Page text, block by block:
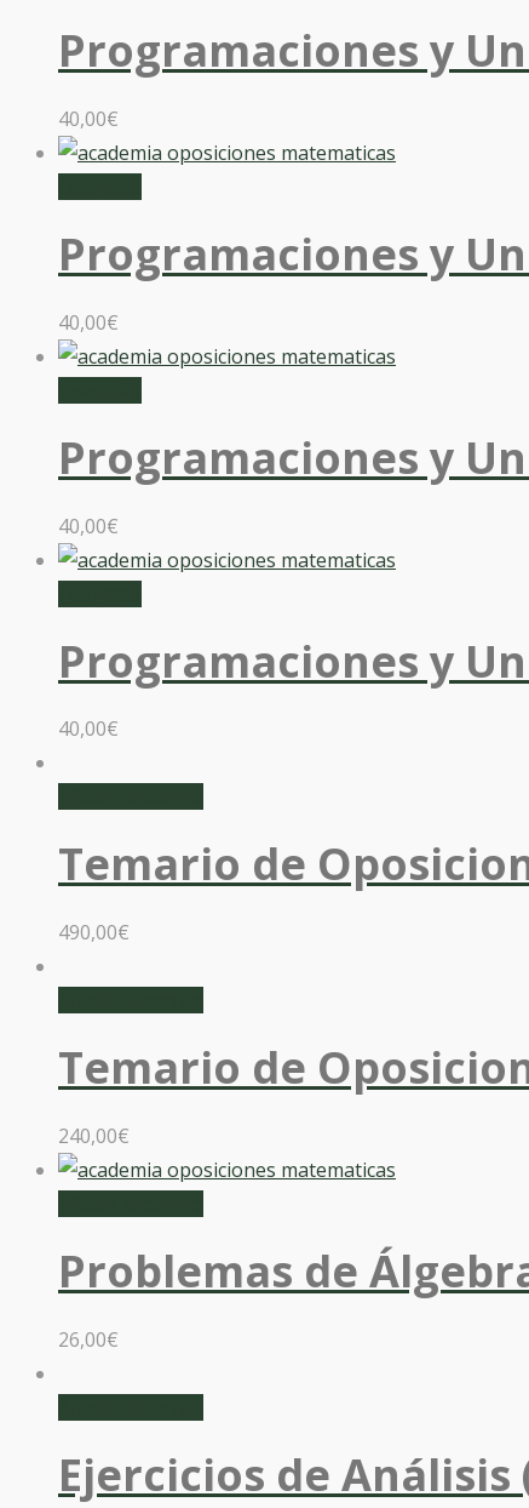
Programaciones y
40,00€
Programaciones y
40,00€
Programaciones y
40,00€
Programaciones y
40,00€
Temario de
490,00€
Temario de
240,00€
Problemas de
26,00€
Ejercicios de